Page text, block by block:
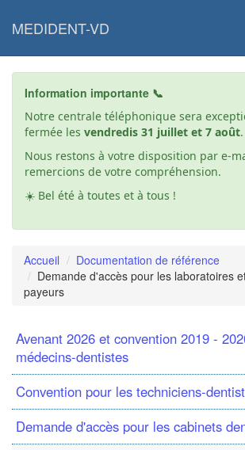
principal
MEDIDENT-VD
Information importante 📞
Notre centrale téléphonique sera
fermée les vendredis 31 juillet et 7 août.
Nous restons à votre disposition par e-
remercions de votre compréhension.
☀️ Bel été à toutes et à tous !
Accueil
Documentation de référence
Demande d'accès pour les laboratoires
payeurs
Avenant 2026 et convention 2019 -
médecins-dentistes
Convention pour les techniciens-
Demande d'accès pour les cabinets